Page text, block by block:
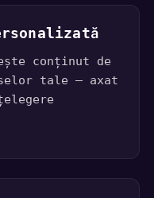
conținut de
tale – axat